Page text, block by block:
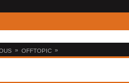
» OFFTOPIC »